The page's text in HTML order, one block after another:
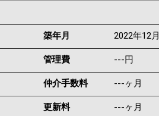
築年月 2022年12月
管理費 ---円
仲介手数料 ---ヶ月
更新料 ---ヶ月